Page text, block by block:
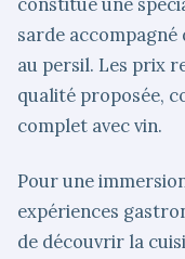
sarde accompagné
au persil. Les prix
qualité proposée,
complet avec vin.
Pour une
expériences
de découvrir la